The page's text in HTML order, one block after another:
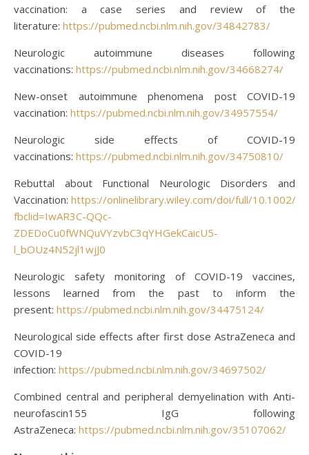
vaccination: a case series and review of the
literature: https://pubmed.ncbi.nlm.nih.gov/34842783/
Neurologic autoimmune diseases following
vaccinations: https://pubmed.ncbi.nlm.nih.gov/34668274/
New-onset autoimmune phenomena post COVID-19
vaccination: https://pubmed.ncbi.nlm.nih.gov/34957554/
Neurologic side effects of COVID-19
vaccinations: https://pubmed.ncbi.nlm.nih.gov/34750810/
Rebuttal about Functional Neurologic Disorders and
Vaccination: https://onlinelibrary.wiley.com/doi/full/10.1002/
fbclid=IwAR3C-QQc-
ZDEDoCu0fWNQuVYzvbC3qYHGekCaicU5-
l_bOUz4N52jl1wjJ0
Neurologic safety monitoring of COVID-19 vaccines,
lessons learned from the past to inform the
present: https://pubmed.ncbi.nlm.nih.gov/34475124/
Neurological side effects after first dose AstraZeneca and
COVID-19
infection: https://pubmed.ncbi.nlm.nih.gov/34697502/
Combined central and peripheral demyelination with Anti-
neurofascin155 IgG following
AstraZeneca: https://pubmed.ncbi.nlm.nih.gov/35107062/